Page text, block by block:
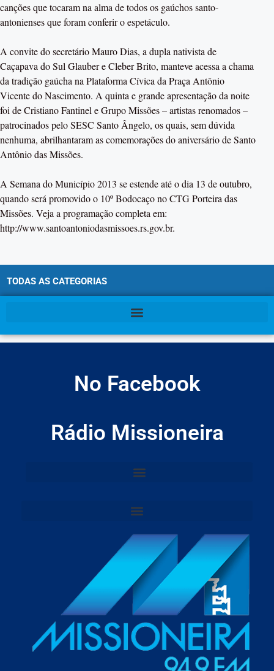
canções que tocaram na alma de todos os gaúchos santo-
antonienses que foram conferir o espetáculo.
A convite do secretário Mauro Dias, a dupla nativista de
Caçapava do Sul Glauber e Cleber Brito, manteve acessa a chama
da tradição gaúcha na Plataforma Cívica da Praça Antônio
Vicente do Nascimento. A quinta e grande apresentação da noite
foi de Cristiano Fantinel e Grupo Missões – artistas renomados –
patrocinados pelo SESC Santo Ângelo, os quais, sem dúvida
nenhuma, abrilhantaram as comemorações do aniversário de Santo
Antônio das Missões.
A Semana do Município 2013 se estende até o dia 13 de outubro,
quando será promovido o 10º Bodocaço no CTG Porteira das
Missões. Veja a programação completa em:
http://www.santoantoniodasmissoes.rs.gov.br.
TODAS AS CATEGORIAS
No Facebook
Rádio Missioneira